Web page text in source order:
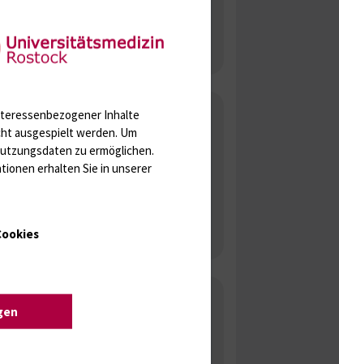
Oberärztin
Dr. med. Dorit
Panser-Schulz
Inhalte
ausgespielt werden. Um
zu ermöglichen.
erhalten Sie in unserer